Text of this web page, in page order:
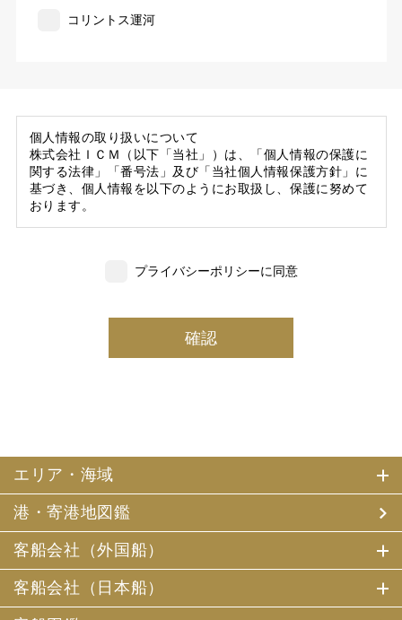
コリントス運河
個人情報の取り扱いについて
株式会社ＩＣＭ（以下「当社」）は、「個人情報の保護に
関する法律」「番号法」及び「当社個人情報保護方針」に
基づき、個人情報を以下のようにお取扱し、保護に努めて
おります。
いただいた個人情報の一部を個人データとして保有
(3) 当社は、当社で就業する社員及び社員の扶養親族、及
び当社が支払調書等を作成する継続的契約関係のある個人
います。）は、お客様がご旅行の申込みの際にお申出いた
だいた個人情報についてお客様との連絡のために利用させ
ていただくほか、お客様がお申込みいただいた旅行におい
て運送・宿泊機関等（主要な運送・宿泊機関等について契
約書面に記載されています）の提供する旅行サービスの手
配及びそれらのサービスの受領のための手続、また旅行代
きます。
その他、当社は、
(1) 当社及び当社の提携する企業の商品やサービス、キャ
プライバシーポリシーに同意
エリア・海域
港・寄港地図鑑
客船会社（外国船）
客船会社（日本船）